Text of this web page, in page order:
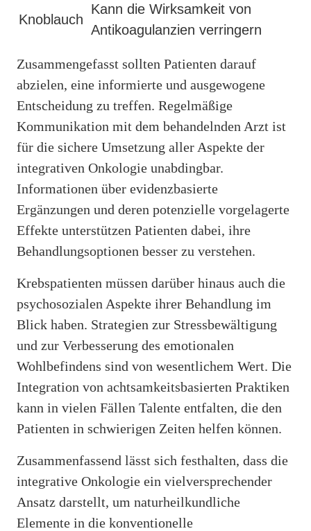
Knoblauch
Kann die Wirksamkeit von
Antikoagulanzien verringern
Zusammengefasst sollten Patienten darauf
abzielen, eine informierte und ausgewogene
Entscheidung zu treffen. Regelmäßige
Kommunikation mit dem behandelnden Arzt ist
für die sichere Umsetzung aller Aspekte der
integrativen Onkologie unabdingbar.
Informationen über evidenzbasierte
Ergänzungen und deren potenzielle vorgelagerte
Effekte unterstützen Patienten dabei, ihre
Behandlungsoptionen besser zu verstehen.
Krebspatienten müssen darüber hinaus auch die
psychosozialen Aspekte ihrer Behandlung im
Blick haben. Strategien zur Stressbewältigung
und zur Verbesserung des emotionalen
Wohlbefindens sind von wesentlichem Wert. Die
Integration von achtsamkeitsbasierten Praktiken
kann in vielen Fällen Talente entfalten, die den
Patienten in schwierigen Zeiten helfen können.
Zusammenfassend lässt sich festhalten, dass die
integrative Onkologie ein vielversprechender
Ansatz darstellt, um naturheilkundliche
Elemente in die konventionelle